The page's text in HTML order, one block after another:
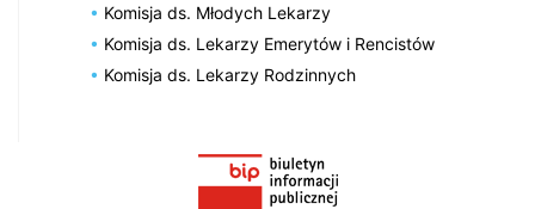
Komisja ds. Młodych Lekarzy
Komisja ds. Lekarzy Emerytów i Rencistów
Komisja ds. Lekarzy Rodzinnych